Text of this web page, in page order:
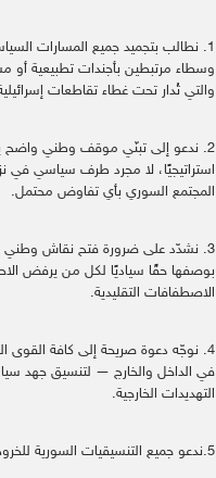
1. نطالب بتجميد جميع المسارات
وسطاء مرتبطين بأجندات تطبيعية أو
والتي تُدار تحت غطاء تقاطعات
2. ندعو إلى تبنّي موقف وطني واضح
استراتيجيًا، لا مجرد طرف سياسي في
المجتمع السوري بأي تفاوض محتمل.
3. نشدّد على ضرورة فتح نقاش وطني
بوصفها حقًا سياديًا لكل من يرفض
الاصطفافات التقليدية.
4. نوجّه دعوة صريحة إلى كافة القوى
في الداخل والخارج — لتنسيق جهد
التهديدات الخارجية.
5.ندعو جميع التنسيقيات السورية للخروج بمظاهرات تحت عنوان جمعة السيادة ووحدة الأراضي السورية ومحاسبة الخارجين عن القانون.